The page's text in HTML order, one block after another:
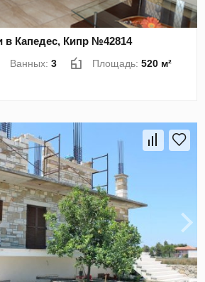
в Капедес, Кипр №42814
Ванных:3 Площадь:520 м²